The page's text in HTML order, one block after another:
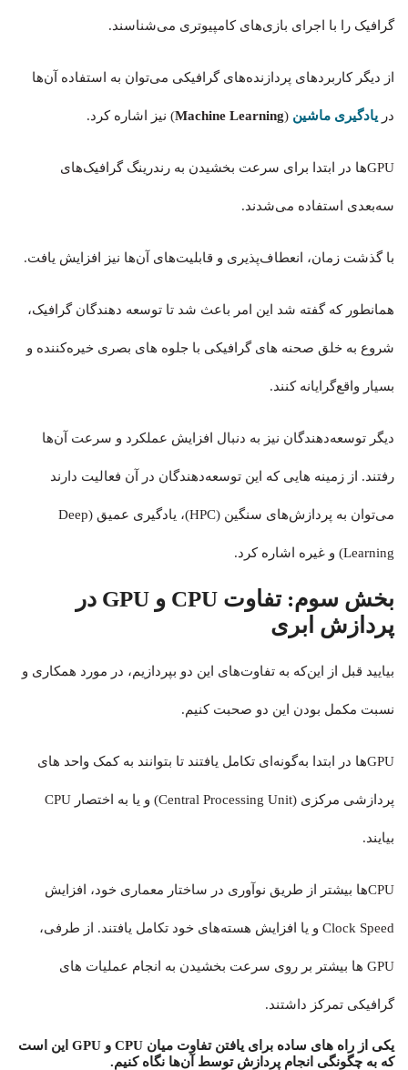
گرافیک را با اجرای بازی‌های کامپیوتری می‌شناسند.
از دیگر کاربردهای پردازنده‌های گرافیکی می‌توان به استفاده آن‌ها
در یادگیری ماشین (
Machine Learning) نیز اشاره کرد.
GPUها در ابتدا برای سرعت بخشیدن به رندرینگ گرافیک‌های
سه‌بعدی استفاده می‌شدند.
با گذشت زمان، انعطاف‌پذیری و قابلیت‌های آن‌ها نیز افزایش یافت.
همانطور که گفته شد این امر باعث شد تا توسعه دهندگان گرافیک،
شروع به خلق صحنه های گرافیکی با جلوه های بصری خیره‌کننده و
بسیار واقع‌گرایانه کنند.
دیگر توسعه‌دهندگان نیز به دنبال افزایش عملکرد و سرعت آن‌ها
رفتند. از زمینه هایی که این توسعه‌دهندگان در آن فعالیت دارند
می‌توان به پردازش‌های سنگین (HPC)، یادگیری عمیق (Deep
Learning) و غیره اشاره کرد.
بخش سوم:
تفاوت CPU و GPU در
پردازش ابری
بیایید قبل از این‌که به تفاوت‌های این دو بپردازیم، در مورد همکاری و
نسبت مکمل بودن این دو صحبت کنیم.
GPUها در ابتدا به‌گونه‌ای تکامل یافتند تا بتوانند به کمک واحد های
پردازشی مرکزی (Central Processing Unit) و یا به اختصار CPU
بیایند.
CPUها بیشتر از طریق نوآوری در ساختار معماری خود، افزایش
Clock Speed و یا افزایش هسته‌های خود تکامل یافتند. از طرفی،
GPU ها بیشتر بر روی سرعت بخشیدن به انجام عملیات های
گرافیکی تمرکز داشتند.
یکی از راه های ساده برای یافتن تفاوت میان CPU و GPU این است
که به چگونگی انجام پردازش توسط آن‌ها نگاه کنیم.